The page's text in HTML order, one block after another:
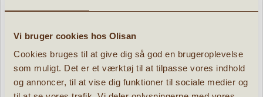
Vi bruger cookies hos Olisan
Cookies bruges til at give dig så god en brugeroplevelse
som muligt. Det er et værktøj til at tilpasse vores indhold
og annoncer, til at vise dig funktioner til sociale medier og
» læs mere
207,96 kr.
259,95kr.